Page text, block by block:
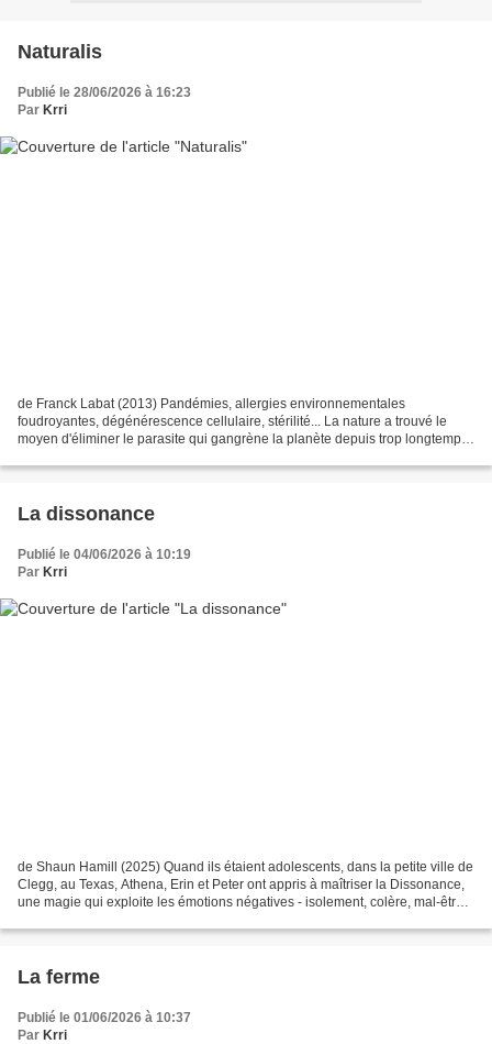
Naturalis
Publié le 28/06/2026 à 16:23
Par Krri
de Franck Labat (2013) Pandémies, allergies environnementales
foudroyantes, dégénérescence cellulaire, stérilité... La nature a trouvé le
moyen d'éliminer le parasite qui gangrène la planète depuis trop longtemps :
La dissonance
Publié le 04/06/2026 à 10:19
Par Krri
de Shaun Hamill (2025) Quand ils étaient adolescents, dans la petite ville de
Clegg, au Texas, Athena, Erin et Peter ont appris à maîtriser la Dissonance,
une magie qui exploite les émotions négatives - isolement, colère, mal-être,
La ferme
Publié le 01/06/2026 à 10:37
Par Krri